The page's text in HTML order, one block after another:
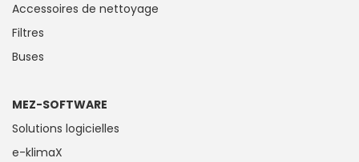
Accessoires de nettoyage
Filtres
Buses
MEZ-SOFTWARE
Solutions logicielles
e-klimaX